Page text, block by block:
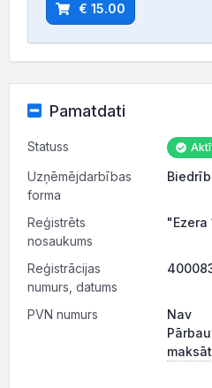
€ 15.00
Pamatdati
Statuss
Uzņēmējdarbības
forma
Reģistrēts
nosaukums
"Ezera
Reģistrācijas
numurs, datums
PVN numurs
Nav